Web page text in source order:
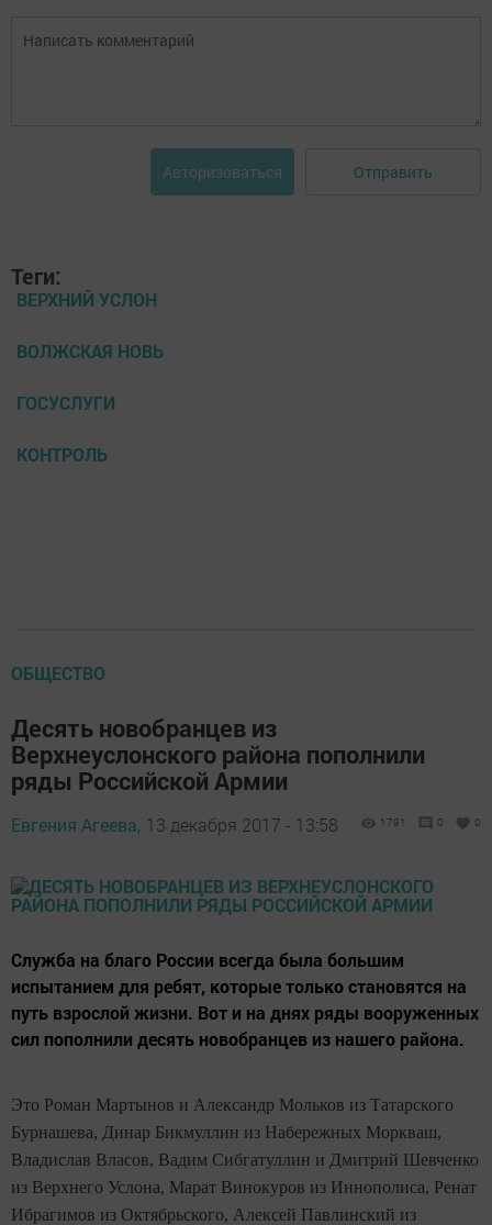
Авторизоваться Отправить
Теги:
ВЕРХНИЙ УСЛОН
ВОЛЖСКАЯ НОВЬ
ГОСУСЛУГИ
КОНТРОЛЬ
ОБЩЕСТВО
Десять новобранцев из
Верхнеуслонского района пополнили
ряды Российской Армии
Евгения Агеева, 13 декабря 2017 - 13:58 1791 0 0
Служба на благо России всегда была большим
испытанием для ребят, которые только становятся на
путь взрослой жизни. Вот и на днях ряды вооруженных
сил пополнили десять новобранцев из нашего района.
Это Роман Мартынов и Александр Мольков из Татарского
Бурнашева, Динар Бикмуллин из Набережных Моркваш,
Владислав Власов, Вадим Сибгатуллин и Дмитрий Шевченко
из Верхнего Услона, Марат Винокуров из Иннополиса, Ренат
Ибрагимов из Октябрьского, Алексей Павлинский из